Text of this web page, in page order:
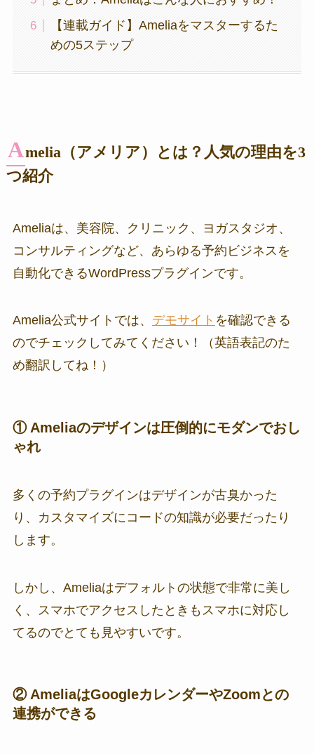
【連載ガイド】Ameliaをマスターするた
めの5ステップ
Amelia（アメリア）とは？人気の理由を3
つ紹介
Ameliaは、美容院、クリニック、ヨガスタジオ、
コンサルティングなど、あらゆる予約ビジネスを
自動化できるWordPressプラグインです。
Amelia公式サイトでは、 デモサイト を確認できる
のでチェックしてみてください！（英語表記のた
め翻訳してね！）
① Ameliaのデザインは圧倒的にモダンでおし
ゃれ
多くの予約プラグインはデザインが古臭かった
り、カスタマイズにコードの知識が必要だったり
します。
しかし、Ameliaはデフォルトの状態で非常に美し
く、スマホでアクセスしたときもスマホに対応し
てるのでとても見やすいです。
② AmeliaはGoogleカレンダーやZoomとの
連携ができる